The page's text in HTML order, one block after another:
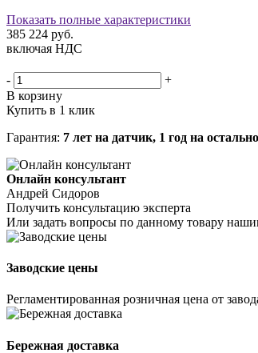
Показать полные характеристики
385 224 руб.
включая НДС
-
+
В корзину
Купить в 1 клик
Гарантия: 7 лет на датчик, 1 год на
Онлайн консультант
Андрей Сидоров
Получить консультацию эксперта
Или задать вопросы по данному товару
Заводские цены
Регламентированная розничная цена от
Бережная доставка